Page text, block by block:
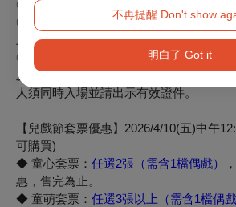
不再提醒 Don't show
明白了 Got it
◎「戀戲家」入續會禮券：7折，「追戲
◎「戀戲家」、「追戲迷」早鳥敬老票：
上長者本人使用，入場時請出示有效證件
◎「戀戲家」、「追戲迷」早鳥愛心票：
及陪同者1人使用，兩
人須同時入場並請出示有效證件。
【兒戲節套票優惠】2026/4/10(五)中午
可購買)
◆ 童心套票： 任選2張（需含1檔偶戲）
惠， 售完為止。
◆ 童萌套票： 任選3張以上（需含1檔偶戲